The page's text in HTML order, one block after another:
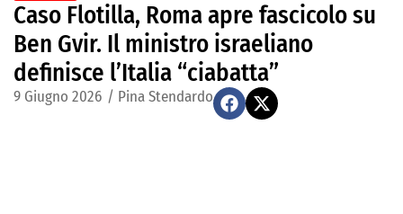
Caso Flotilla, Roma apre fascicolo su
Ben Gvir. Il ministro israeliano
definisce l’Italia “ciabatta”
9 Giugno 2026 / Pina Stendardo